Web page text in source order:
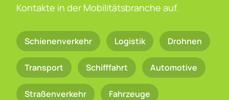
Kontakte in der Mobilitätsbranche auf.
Schienenverkehr Logistik Drohnen
Transport Schifffahrt Automotive
Straßenverkehr Fahrzeuge